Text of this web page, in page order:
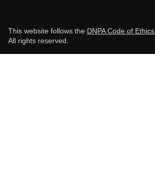
This website follows the DNPA Code of Ethics.
All rights reserved.